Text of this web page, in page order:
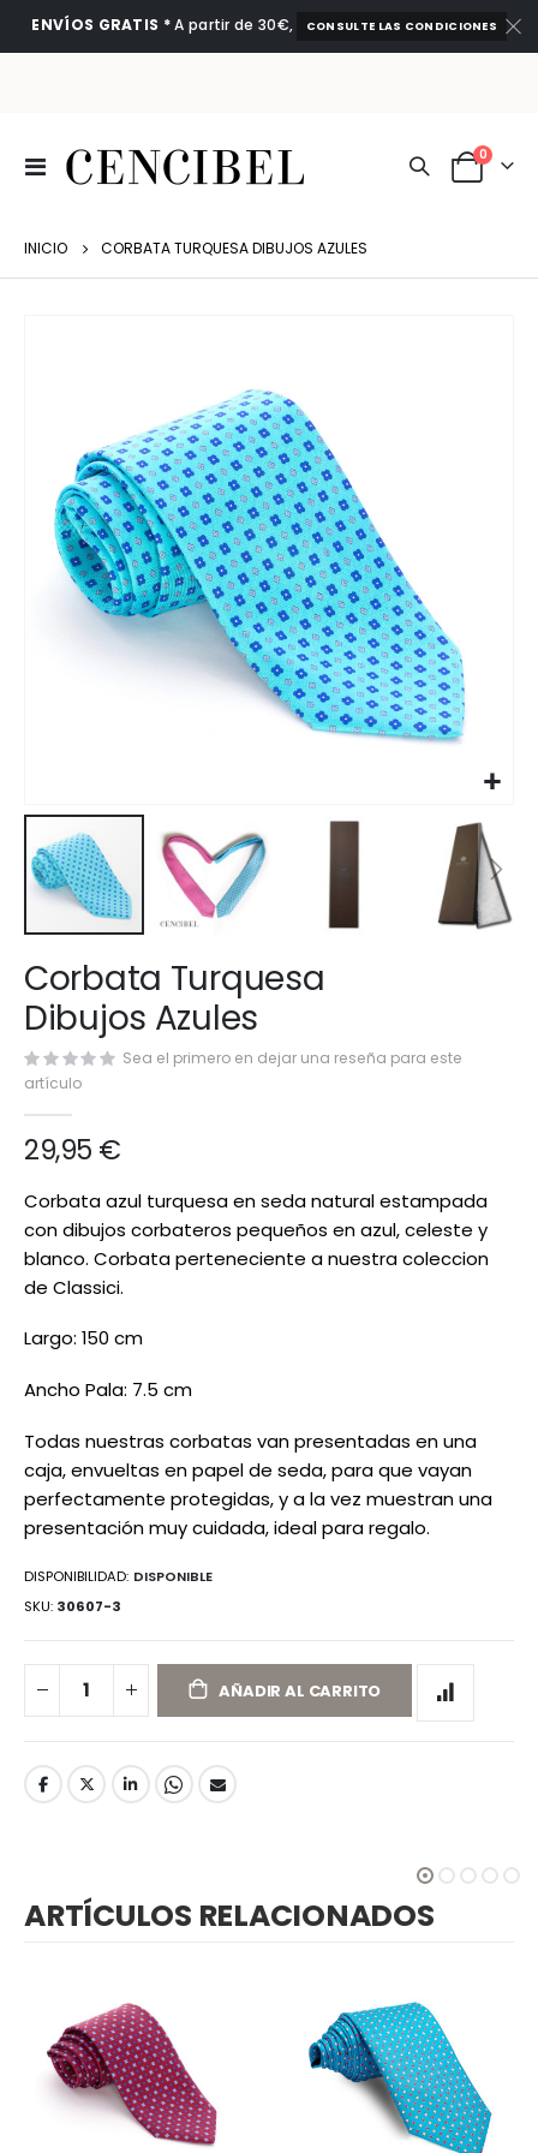
ENVÍOS GRATIS *A partir de 30€, CONSULTE LAS CONDICIONES
Toggle
Nav
Cart
0
INICIO CORBATA TURQUESA DIBUJOS AZULES
imágenes
al
comienzo
de
la
galería
imágenes
Corbata Turquesa
Dibujos Azules
Sea el primero en dejar una reseña para este
artículo
29,95 €
Corbata azul turquesa en seda natural estampada
con dibujos corbateros pequeños en azul, celeste y
blanco. Corbata perteneciente a nuestra coleccion
de Classici.
Largo: 150 cm
Ancho Pala: 7.5 cm
Todas nuestras corbatas van presentadas en una
caja, envueltas en papel de seda, para que vayan
perfectamente protegidas, y a la vez muestran una
presentación muy cuidada, ideal para regalo.
DISPONIBILIDAD: DISPONIBLE
SKU 30607-3
AÑADIR AL CARRITO
ARTÍCULOS RELACIONADOS